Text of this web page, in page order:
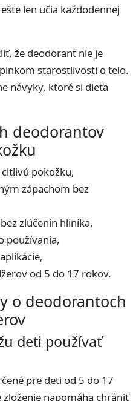
len učia každodennej
že deodorant nie je
starostlivosti o telo.
návyky, ktoré si dieťa
deodorantov
pokožku,
zápachom bez
zlúčenín hliníka,
používania,
od 5 do 17 rokov.
o deodorantoch
deti používať
pre deti od 5 do 17
napomáha chrániť